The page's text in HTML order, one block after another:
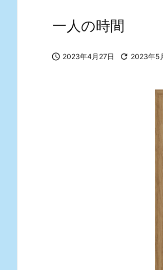
一人の時間
 2023年4月27日  2023年5